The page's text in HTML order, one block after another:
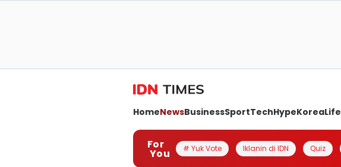
HomeNewsBusinessSportTechHypeKoreaLife
For
You # Yuk Vote Iklanin di IDN Quiz